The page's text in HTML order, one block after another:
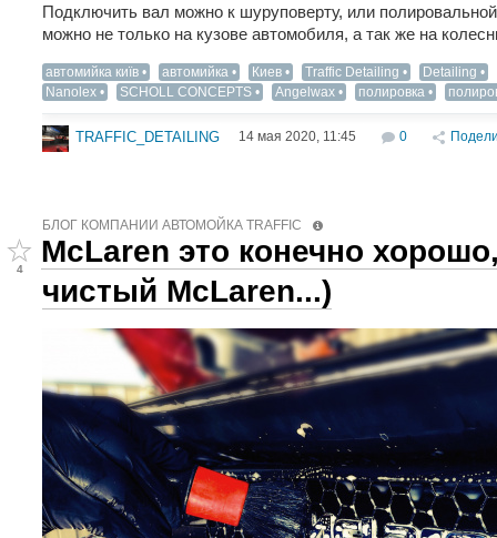
Подключить вал можно к шуруповерту, или
можно не только на кузове автомобиля, а так же на
автомийка київ автомийка Киев Traffic Detailing
Detailing‬
Nanolex
SCHOLL CONCEPTS Angelwax полировка
TRAFFIC_DETAILING 14 мая 2020, 11:45 0
БЛОГ КОМПАНИИ АВТОМОЙКА TRAFFIC
4
McLaren это конечно
чистый McLaren...)